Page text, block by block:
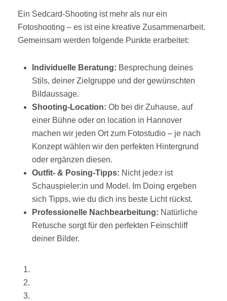
Ein Sedcard-Shooting ist mehr als nur ein
Fotoshooting – es ist eine kreative Zusammenarbeit.
Gemeinsam werden folgende Punkte erarbeitet:
Individuelle Beratung: Besprechung deines
Stils, deiner Zielgruppe und der gewünschten
Bildaussage.
Shooting-Location: Ob bei dir Zuhause, auf
einer Bühne oder on location in Hannover
machen wir jeden Ort zum Fotostudio – je nach
Konzept wählen wir den perfekten Hintergrund
oder ergänzen diesen.
Outfit- & Posing-Tipps: Nicht jede:r ist
Schauspieler:in und Model. Im Doing ergeben
sich Tipps, wie du dich ins beste Licht rückst.
Professionelle Nachbearbeitung: Natürliche
Retusche sorgt für den perfekten Feinschliff
deiner Bilder.